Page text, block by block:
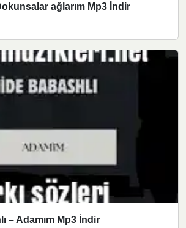
ağlarım Mp3 İndir
– Adamım Mp3 İndir